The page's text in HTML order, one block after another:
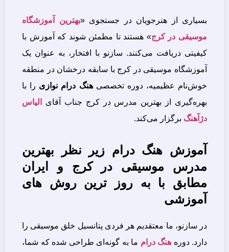
بسیاری از هنرجویان در جستجوی «بهترین آموزشگاه
موسیقی در کرج» هستند تا مطمئن شوند که آموزش با
کیفیتی دریافت می‌کنند. سازنو با افتخار، به عنوان یک
آموزشگاه موسیقی در کرج با سابقه درخشان در منطقه
خوش‌نام عظیمیه، دوره تخصصیهنگ درام نوازی را با
بهره‌گیری از بهترین مدرس در کرج جناب آقای
الیاس
دژآهنگ برگزار می‌کند.
آموزش هنگ درام زیر نظر بهترین
مدرس موسیقی در کرج و ایران
مطابق با به روز ترین روش های
آموزشی
در سازنو، ما معتقدیم هر فردی پتانسیل خلق موسیقی را
دارد. دوره هنگ درام ما به گونه‌ای طراحی شده که شما،